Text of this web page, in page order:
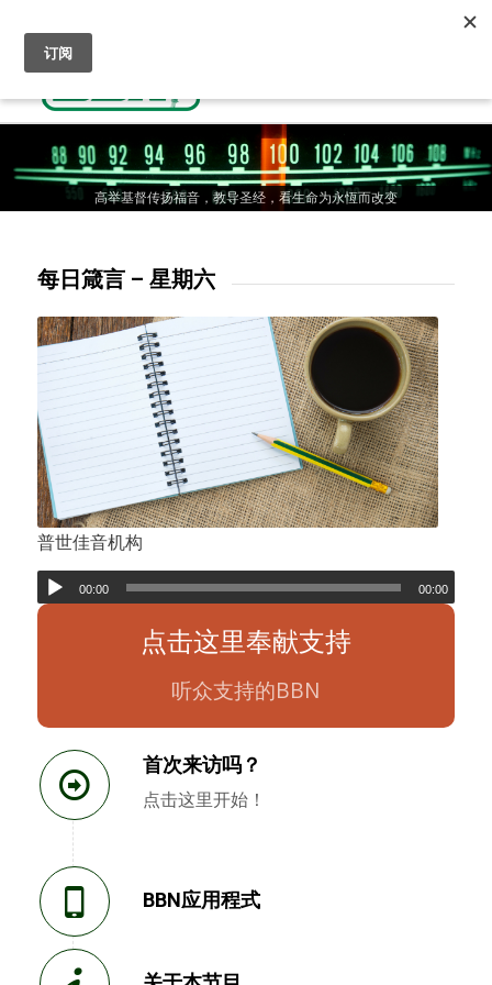
高举基督传扬福音，教导圣经，看生命为永恆而改变
高举基督传扬福音，教导圣经，看生命为永恆而改变
高举基督传扬福音，教导圣经，看生命为永恆而改变
每日箴言 – 星期六
普世佳音机构
00:00 00:00
点击这里奉献支持
听众支持的BBN
首次来访吗？
点击这里开始！
BBN应用程式